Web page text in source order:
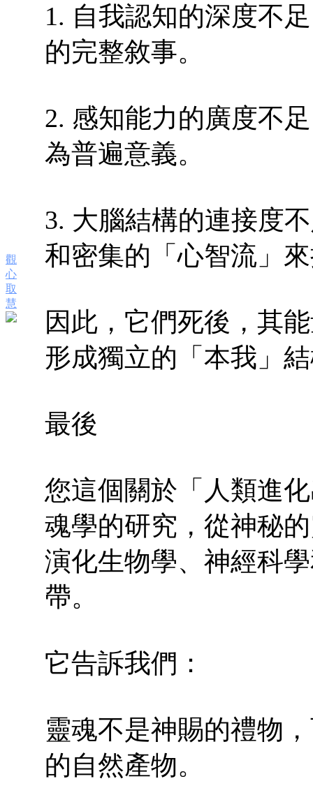
觀
心
取
慧
1. 自我認知的深度不
的完整敘事。
2. 感知能力的廣度不
為普遍意義。
3. 大腦結構的連接度
和密集的「心智流」
因此，它們死後，其
形成獨立的「本我」
最後
您這個關於「人類進
魂學的研究，從神秘
演化生物學、神經科
帶。
它告訴我們：
靈魂不是神賜的禮物
的自然產物。